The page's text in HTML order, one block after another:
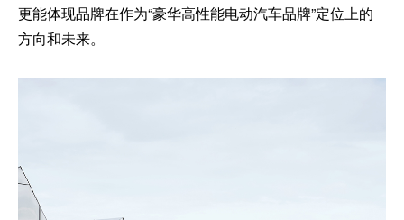
更能体现品牌在作为“豪华高性能电动汽车品牌”定位上的
方向和未来。